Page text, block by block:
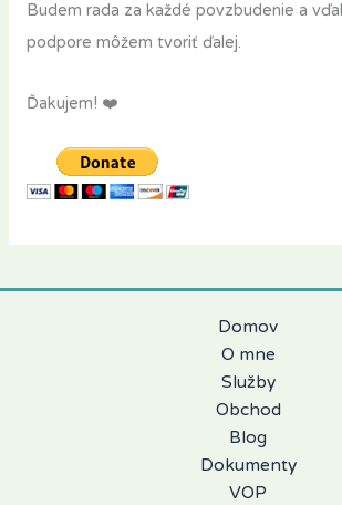
Budem rada za každé povzbudenie a
podpore môžem tvoriť ďalej.
Ďakujem! ❤️
Domov
O mne
Služby
Obchod
Blog
Dokumenty
VOP